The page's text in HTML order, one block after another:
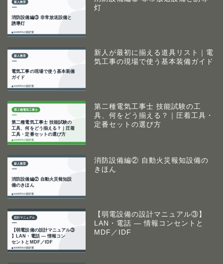
灯
新人が最初に揃える道具リスト｜電
気工事の現場で使う基本装備ガイド
第二種電気工事士 技能試験の工
具、何をどう揃える？｜圧着工具・
定番セットの選び方
消防設備編② 自動火災報知設備の
きほん
【弱電設備の設計マニュアル③】
LAN・電話 ― 情報コンセントと
MDF／IDF